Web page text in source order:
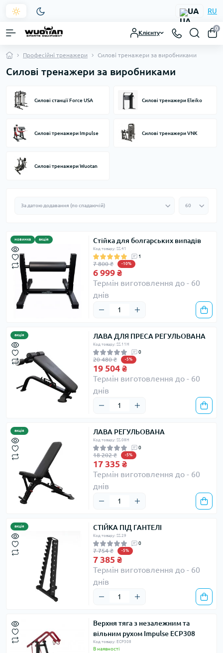
UA RU
Клієнту
0
Професійні тренажери Силові тренажери за виробниками
Силові тренажери за виробниками
Силові станції Force USA Силові тренажери Eleiko
Силові тренажери Impulse Силові тренажери VNK
Силові тренажери Wuotan
новинка акція Стійка для болгарських випадів
Код товару: SS.41
1
7 800 ₴ -10%
6 999 ₴
Термін виготовлення до - 60
днів
акція ЛАВА ДЛЯ ПРЕСА РЕГУЛЬОВАНА
Код товару: SS.11H
0
20 480 ₴ -5%
19 504 ₴
Термін виготовлення до - 60
днів
акція ЛАВА РЕГУЛЬОВАНА
Код товару: SS.08H
0
18 202 ₴ -5%
17 335 ₴
Термін виготовлення до - 60
днів
акція СТІЙКА ПІД ГАНТЕЛІ
Код товару: SS.29
0
7 754 ₴ -5%
7 385 ₴
Термін виготовлення до - 60
днів
Верхня тяга з незалежним та
вільним рухом Impulse ECP308
Код товару: ECP308
В наявності